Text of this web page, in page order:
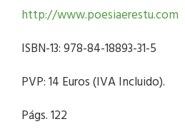
http://www.poesiaerestu.com
ISBN-13: 978-84-18893-31-5
PVP: 14 Euros (IVA Incluido).
Págs. 122